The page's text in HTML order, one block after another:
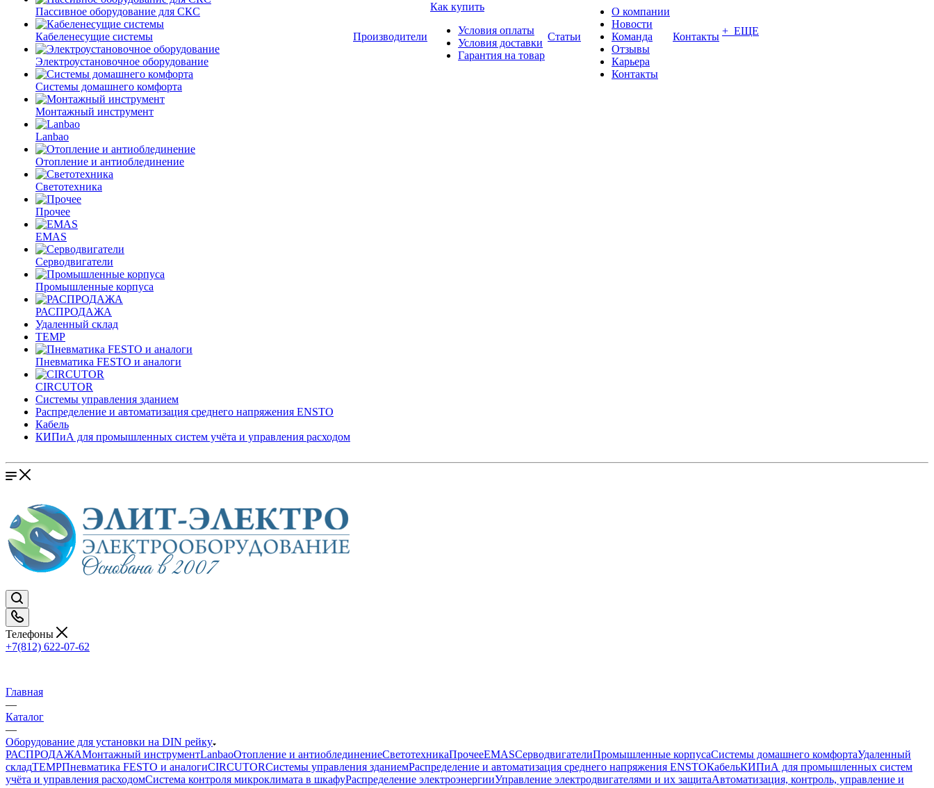
Пассивное оборудование для СКС
Кабеленесущие системы
Электроустановочное оборудование
Системы домашнего комфорта
Монтажный инструмент
Lanbao
Отопление и антиоблединение
Светотехника
Прочее
EMAS
Cерводвигатели
Промышленные корпуса
РАСПРОДАЖА
Удаленный склад
TEMP
Пневматика FESTO и аналоги
CIRCUTOR
Системы управления зданием
Распределение и автоматизация среднего напряжения ENSTO
Кабель
КИПиА для промышленных систем учёта и управления расходом
Производители
Как купить
Условия оплаты
Условия доставки
Гарантия на товар
Статьи
О компании
Новости
Команда
Отзывы
Карьера
Контакты
Контакты + ЕЩЕ
Телефоны
+7(812) 622-07-62
Главная
—
Каталог
—
Оборудование для установки на DIN рейку
РАСПРОДАЖАМонтажный инструментLanbaoОтопление и антиоблединениеСветотехникаПрочееEMASCерводвигателиПромышленные корпусаСистемы домашнего комфортаУдаленный
складTEMPПневматика FESTO и аналогиCIRCUTORСистемы управления зданиемРаспределение и автоматизация среднего напряжения ENSTOКабельКИПиА для промышленных систем
учёта и управления расходомСистема контроля микроклимата в шкафуРаспределение электроэнергииУправление электродвигателями и их защитаАвтоматизация, контроль, управление и